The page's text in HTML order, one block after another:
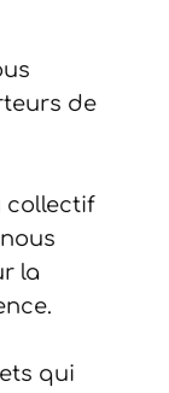
de
collectif
la
qui